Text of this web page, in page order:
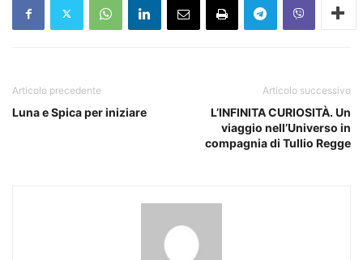
Articolo precedente
Luna e Spica per iniziare
Articolo successivo
L’INFINITA CURIOSITÀ. Un
viaggio nell’Universo in
compagnia di Tullio Regge